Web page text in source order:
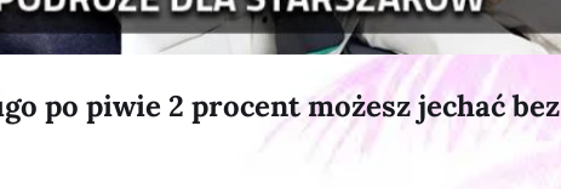
po piwie 2 procent możesz jechać bez